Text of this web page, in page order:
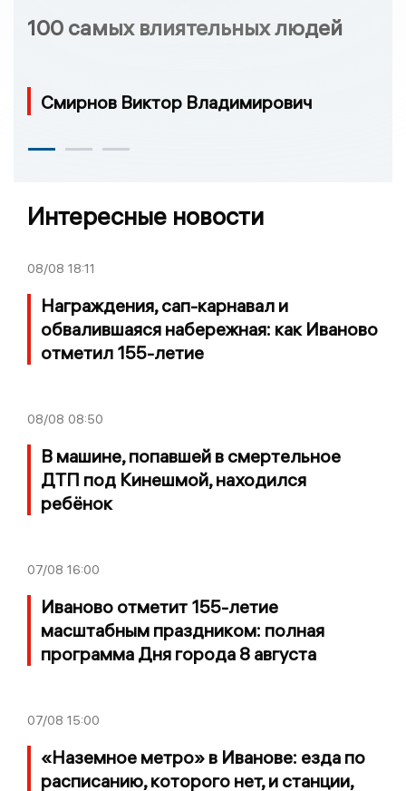
100 самых влиятельных людей
Смирнов Виктор Владимирович
Интересные новости
08/08 18:11
Награждения, сап-карнавал и
обвалившаяся набережная: как Иваново
отметил 155-летие
08/08 08:50
В машине, попавшей в смертельное
ДТП под Кинешмой, находился
ребёнок
07/08 16:00
Иваново отметит 155-летие
масштабным праздником: полная
программа Дня города 8 августа
07/08 15:00
«Наземное метро» в Иванове: езда по
расписанию, которого нет, и станции,